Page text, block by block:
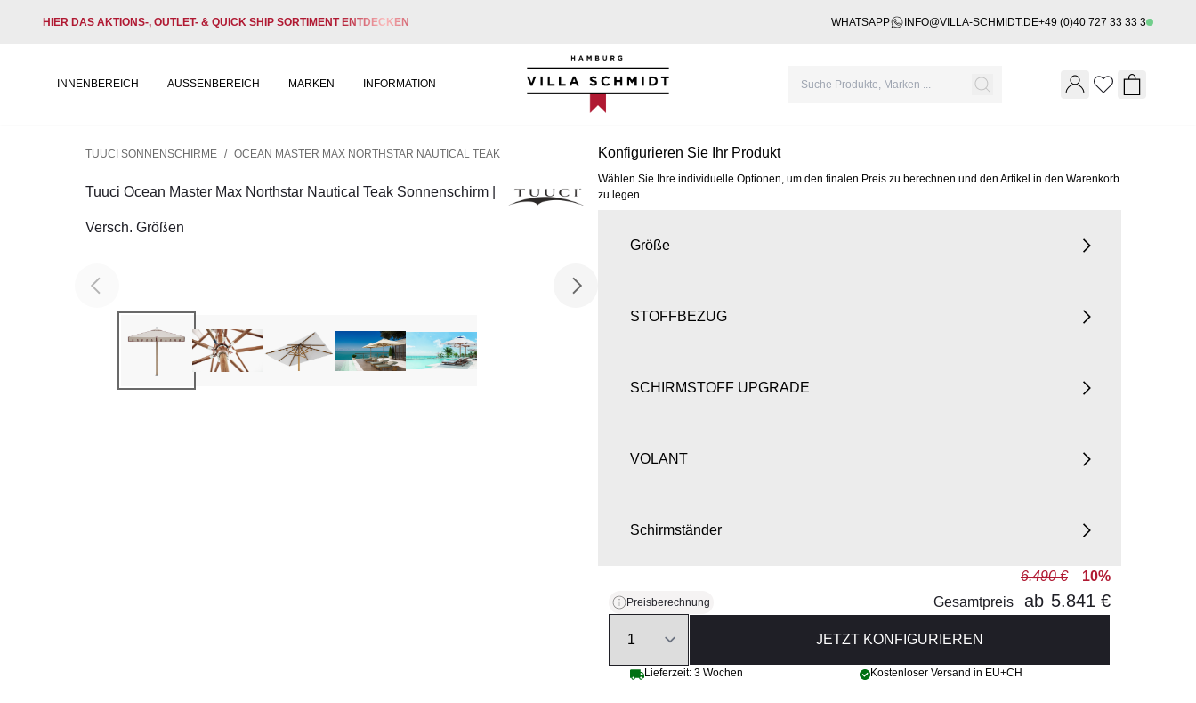
HIER DAS AKTIONS-, OUTLET- & QUICK SHIP SORTIMENT ENTDECKEN WHATSAPP INFO@VILLA-SCHMIDT.DE+49 (0)40 727 33 33 3
INNENBEREICH AUSSENBEREICH MARKEN INFORMATION
Villa Schmidt
Wishlist
TUUCI SONNENSCHIRME / OCEAN MASTER MAX NORTHSTAR NAUTICAL TEAK
Tuuci Ocean Master Max Northstar Nautical Teak Sonnenschirm |
Versch. Größen
Konfigurieren Sie Ihr Produkt
Wählen Sie Ihre individuelle Optionen, um den finalen Preis zu berechnen und den Artikel in den Warenkorb
zu legen.
Größe
STOFFBEZUG
SCHIRMSTOFF UPGRADE
VOLANT
Schirmständer
ÖFFNUNGSSYSTEM
BELEUCHTUNG, AUTOMATISIERUNG, HEIZUNG
Preisberechnung
6.490 €
10%
Gesamtpreis
ab 5.841 €
JETZT KONFIGURIEREN
Lieferzeit: 3 Wochen Kostenloser Versand in EU+CH